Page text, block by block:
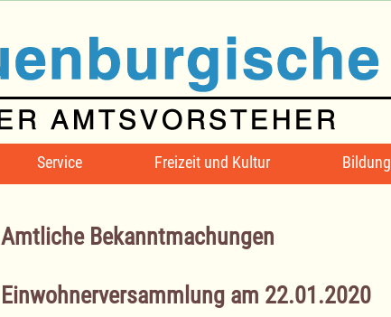
Service Freizeit und Kultur Bildung
Amtliche Bekanntmachungen
Einwohnerversammlung am 22.01.2020